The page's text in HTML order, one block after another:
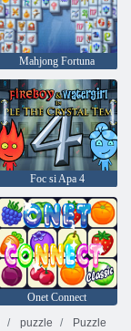
Mahjong Fortuna
Foc si Apa 4
Onet Connect
puzzle
Puzzle